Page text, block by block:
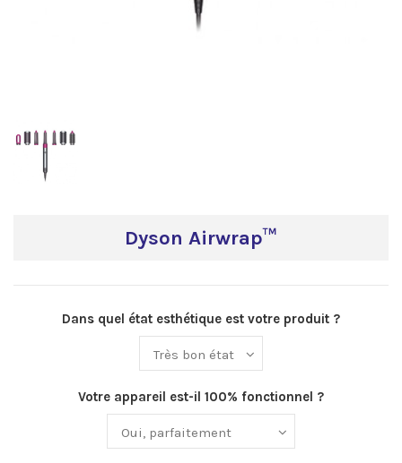
Dyson Airwrap™
Dans quel état esthétique est votre produit ?
Votre appareil est-il 100% fonctionnel ?